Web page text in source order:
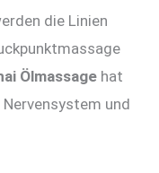
die Linien
Ölmassage hat
und